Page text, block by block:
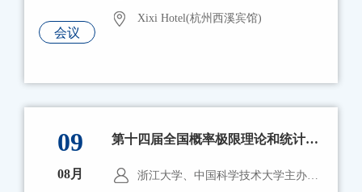
会议
Xixi Hotel(杭州西溪宾馆)
09
08月
第十四届全国概率极限理论和统计大样本理论学术研讨会
浙江大学、中国科学技术大学主办，新疆大学数学与系统科学学院协办